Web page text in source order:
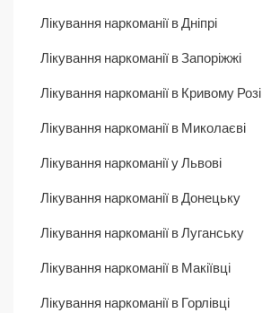
Лікування наркоманії в Дніпрі
Лікування наркоманії в Запоріжжі
Лікування наркоманії в Кривому Розі
Лікування наркоманії в Миколаєві
Лікування наркоманії у Львові
Лікування наркоманії в Донецьку
Лікування наркоманії в Луганську
Лікування наркоманії в Макіївці
Лікування наркоманії в Горлівці